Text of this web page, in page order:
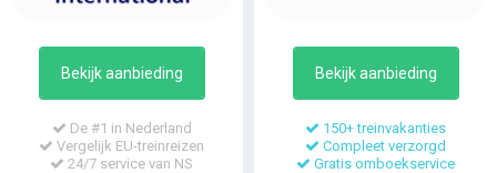
Bekijk aanbieding
De #1 in Nederland
Vergelijk EU-treinreizen
24/7 service van NS
Bekijk aanbieding
150+ treinvakanties
Compleet verzorgd
Gratis omboekservice